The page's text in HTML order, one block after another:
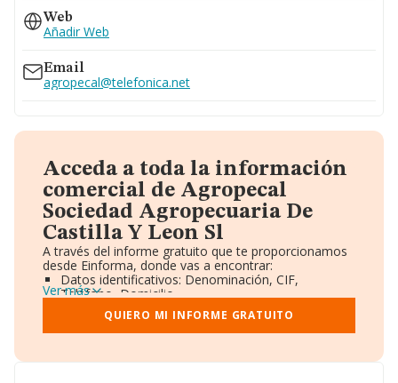
667...
Ver teléfono 667...
983625712
Web
Añadir Web
Email
agropecal@telefonica.net
Acceda a toda la información
comercial de Agropecal
Sociedad Agropecuaria De
Castilla Y Leon Sl
A través del informe gratuito que te proporcionamos
desde Einforma, donde vas a encontrar:
Datos identificativos: Denominación, CIF,
Teléfono, Domicilio.
Informe Mercantil Completo (BORME).
Gráficos de Evolución Ventas y Empleados.
Consejo de Administración y Administradores.
Accionistas.
Ver más
QUIERO MI INFORME GRATUITO